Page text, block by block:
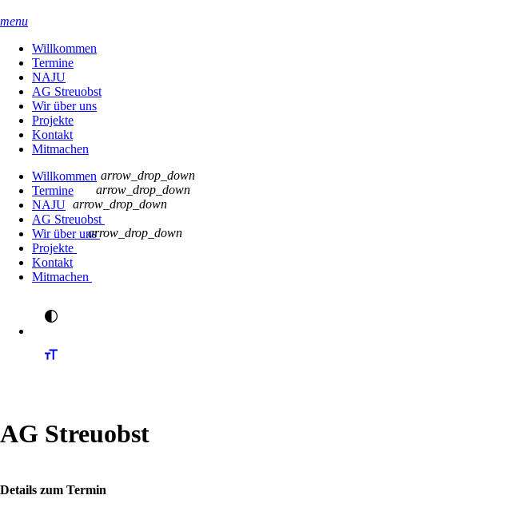
menu
Willkommen
Termine
NAJU
AG Streuobst
Wir über uns
Projekte
Kontakt
Mitmachen
Willkommen
Termine
NAJU
AG Streuobst
arrow_drop_down
Wir über uns
arrow_drop_down
Projekte
arrow_drop_down
Kontakt
Mitmachen
arrow_drop_down
AG Streuobst
Details zum Termin